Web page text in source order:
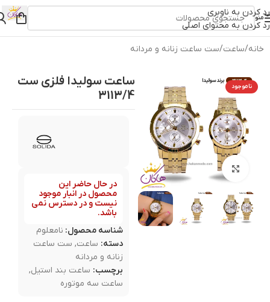
رد کردن به ناوبری
رد کردن به محتوای اصلی
منو
خانه/ساعت/ست ساعت زنانه و مردانه
ناموجود
بزرگنمایی تصویر
ساعت سولیدا فلزی ست
3113/4
در حال حاضر این
محصول در انبار موجود
نیست و در دسترس نمی
باشد.
شناسه محصول: نامعلوم
دسته: ساعت, ست ساعت
زنانه و مردانه
برچسب: ساعت بند استیل,
ساعت سه موتوره